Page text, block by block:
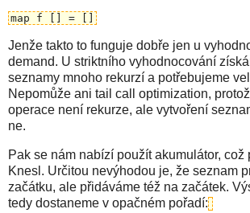
map f [] = []
Jenže takto to funguje dobře jen u
demand. U striktního vyhodnocování
seznamy mnoho rekurzí a potřebujeme
Nepomůže ani tail call optimization,
operace není rekurze, ale vytvoření
ne.
Pak se nám nabízí použít akumulátor,
Knesl. Určitou nevýhodou je, že seznam
začátku, ale přidáváme též na začátek.
tedy dostaneme v opačném pořadí: